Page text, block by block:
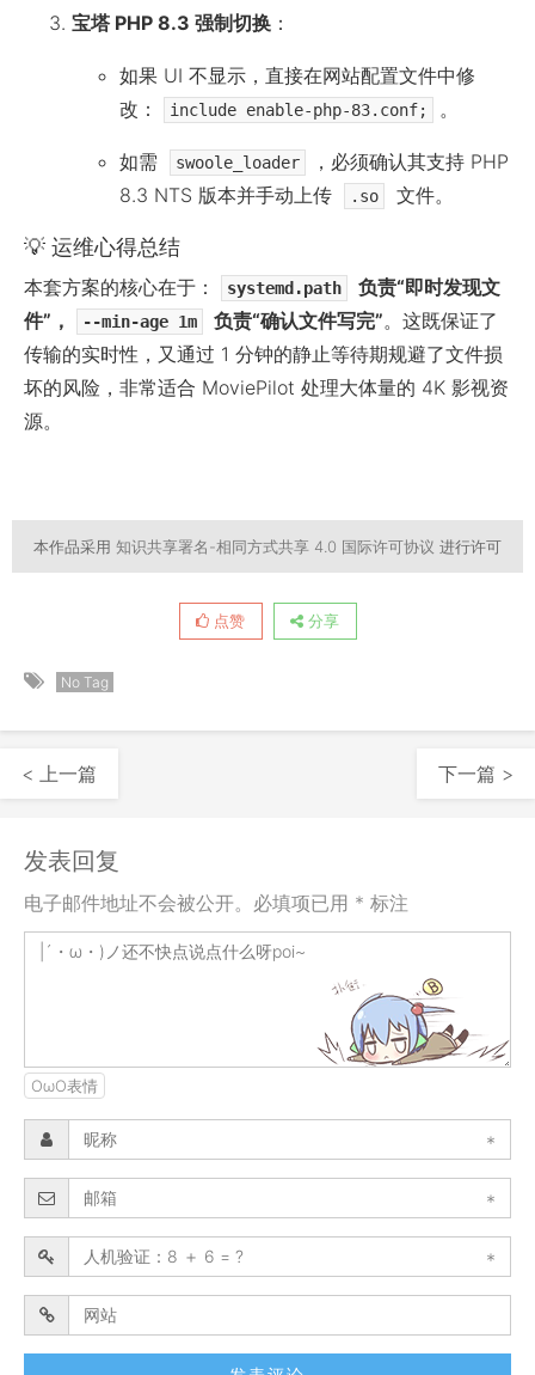
宝塔 PHP 8.3 强制切换 ：
如果 UI 不显示，直接在网站配置文件中修
改：
include enable-php-83.conf; 。
如需 swoole_loader
，必须确认其支持 PHP
8.3 NTS 版本并手动上传
.so 文件。
💡 运维心得总结
本套方案的核心在于： systemd.path
负责“即时发现文
件”，
--min-age 1m 负责“确认文件写完”。这既保证了
传输的实时性，又通过 1 分钟的静止等待期规避了文件损
坏的风险，非常适合 MoviePilot 处理大体量的 4K 影视资
源。
本作品采用 知识共享署名-相同方式共享 4.0 国际许可协议 进行许可
点赞 分享
No Tag
< 上一篇 下一篇 >
发表回复
电子邮件地址不会被公开。必填项已用 * 标注
OωO表情
*
*
*